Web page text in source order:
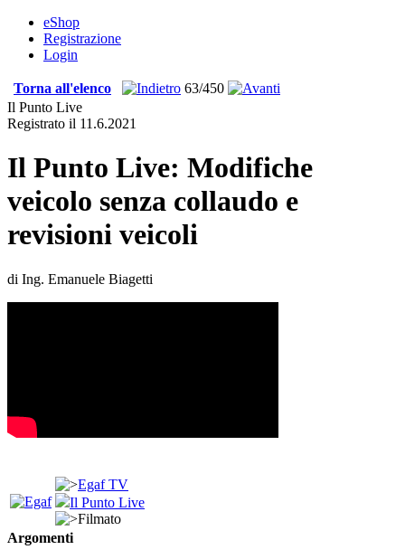
eShop
Registrazione
Login
Torna all'elenco
63/450
Il Punto Live
Registrato il 11.6.2021
Il Punto Live: Modifiche
veicolo senza collaudo e
revisioni veicoli
di Ing. Emanuele Biagetti
Egaf TV
Il Punto Live
Filmato
Argomenti